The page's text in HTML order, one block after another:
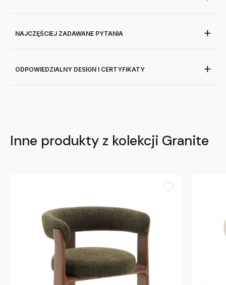
NAJCZĘŚCIEJ ZADAWANE PYTANIA
ODPOWIEDZIALNY DESIGN I CERTYFIKATY
Inne produkty z kolekcji Granite